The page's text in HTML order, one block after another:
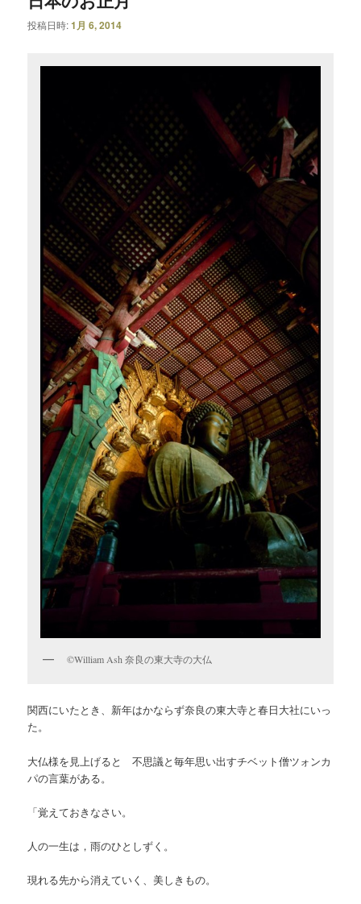
投稿日時:1月 6, 2014
©William Ash 奈良の東大寺の大仏
関西にいたとき、新年はかならず奈良の東大寺と春日大社にいっ
た。
大仏様を見上げると 不思議と毎年思い出すチベット僧ツォンカ
パの言葉がある。
「覚えておきなさい。
人の一生は，雨のひとしずく。
現れる先から消えていく、美しきもの。